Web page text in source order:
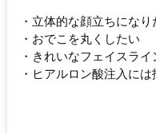
・立体的な顔立ちになり
・おでこを丸くしたい
・きれいなフェイスラ
・ヒアルロン酸注入には